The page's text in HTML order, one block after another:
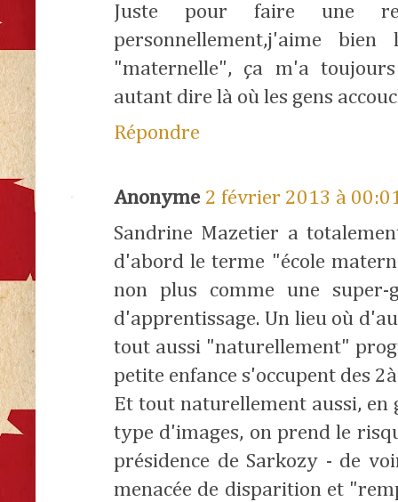
Juste pour faire une
personnellement,j'aime
"maternelle", ça m'a
autant dire là où les gens
Répondre
Anonyme 2 février 2013 à
Sandrine Mazetier a
d'abord le terme "école
non plus comme une
d'apprentissage. Un lieu où
tout aussi "naturellement"
petite enfance s'occupent des
Et tout naturellement aussi, en
type d'images, on prend le
présidence de Sarkozy - de
menacée de disparition et